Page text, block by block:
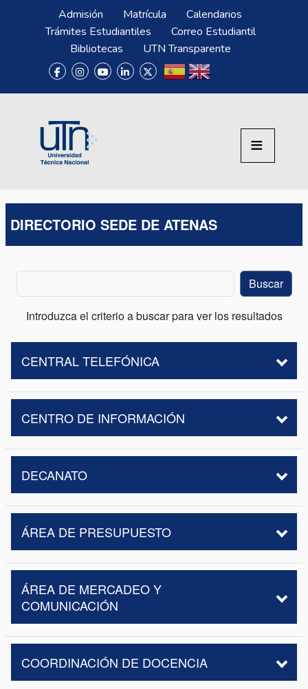
Pasar al contenido principal
Menú SuperiorAdmisión Matrícula
Calendarios
Trámites Estudiantiles
Correo Estudiantil
Bibliotecas
UTN Transparente
DIRECTORIO SEDE DE ATENAS
Introduzca el criterio a buscar para ver los resultados
CENTRAL TELEFÓNICA
CENTRO DE INFORMACIÓN
DECANATO
ÁREA DE PRESUPUESTO
ÁREA DE MERCADEO Y
COMUNICACIÓN
COORDINACIÓN DE DOCENCIA